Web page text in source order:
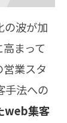
の波が加
まって
業スタ
手法への
web集客